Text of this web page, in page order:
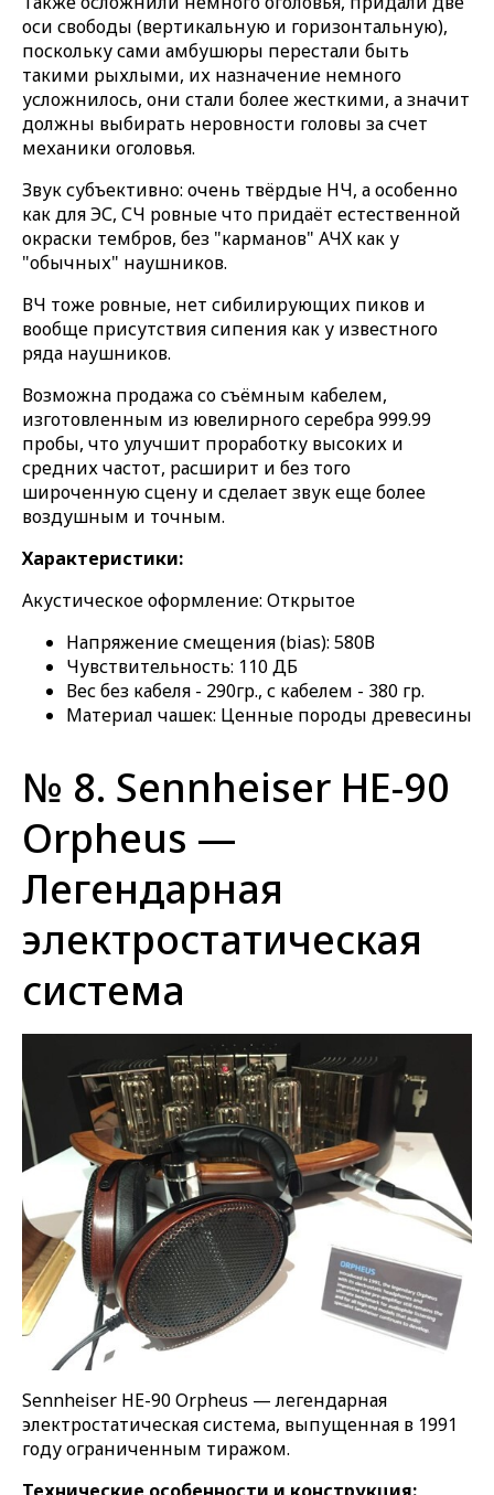
оси свободы (вертикальную и горизонтальную),
поскольку сами амбушюры перестали быть
такими рыхлыми, их назначение немного
усложнилось, они стали более жесткими, а значит
должны выбирать неровности головы за счет
механики оголовья.
Звук субъективно: очень твёрдые НЧ, а особенно
как для ЭС, СЧ ровные что придаёт естественной
окраски тембров, без "карманов" АЧХ как у
"обычных" наушников.
ВЧ тоже ровные, нет сибилирующих пиков и
вообще присутствия сипения как у известного
ряда наушников.
Возможна продажа со съёмным кабелем,
изготовленным из ювелирного серебра 999.99
пробы, что улучшит проработку высоких и
средних частот, расширит и без того
широченную сцену и сделает звук еще более
воздушным и точным.
Характеристики:
Акустическое оформление: Открытое
Напряжение смещения (bias): 580В
Чувствительность: 110 ДБ
Вес без кабеля - 290гр., с кабелем - 380 гр.
Материал чашек: Ценные породы древесины
№ 8. Sennheiser HE-90
Orpheus —
Легендарная
электростатическая
система
Sennheiser HE-90 Orpheus — легендарная
электростатическая система, выпущенная в 1991
году ограниченным тиражом.